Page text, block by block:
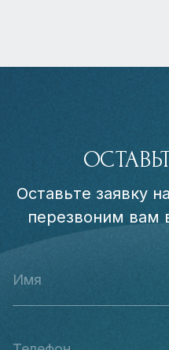
Оставьте заявку
перезвоним вам